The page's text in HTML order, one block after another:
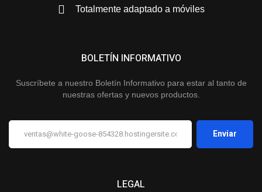
Totalmente adaptado a móviles
LEGAL
BOLETÍN INFORMATIVO
Suscríbete a nuestro Boletín Informativo para estar al tanto de
nuestras ofertas y nuevos productos.